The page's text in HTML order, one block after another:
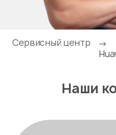
Сервисный центр →
Наши